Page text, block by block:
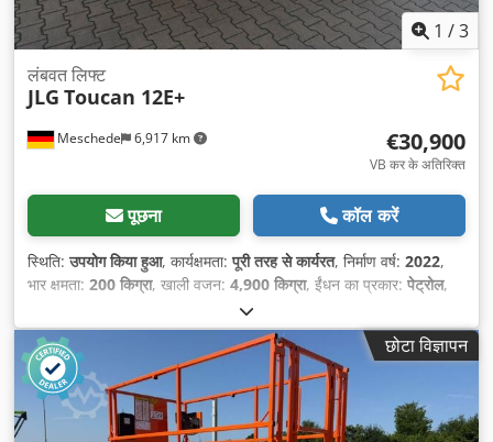
1 /3
Meschede 6,917 km
लंबवत लिफ्ट
JLG Toucan 12E+
€30,900
VB कर के अतिरिक्त
पूछना कॉल करें
स्थिति:उपयोग किया हुआ, कार्यक्षमता:पूरी तरह से कार्यरत, निर्माण वर्ष: 2022,
भार क्षमता: 200 किग्रा, खाली वजन: 4,900 किग्रा, ईंधन का प्रकार: पेट्रोल,
, ड्राइव प्रकार:Benzin
निर्माण चौड़ाई:1,990 मिमी, कार्य ऊँचाई:12,000 मिमी,
छोटा विज्ञापन